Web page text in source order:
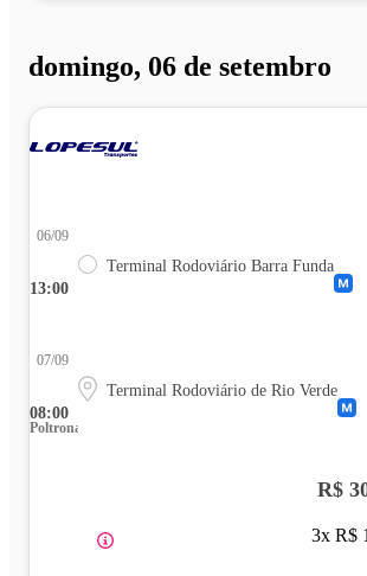
domingo, 06 de setembro
13:00
06/09
Terminal Rodoviário Barra Funda
08:00
07/09
Terminal Rodoviário de Rio Verde
Poltrona
R$
3x R$